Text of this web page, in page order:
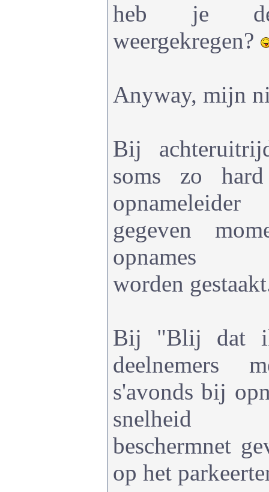
heb je
weergekregen?
Anyway, mijn
Bij
soms zo
gegeven
worden
Bij "Blij dat
deelnemers
s'avonds bij
beschermnet
op het